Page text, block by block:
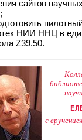
сайтов
НИИ ННЦ в
Z39.50.
с